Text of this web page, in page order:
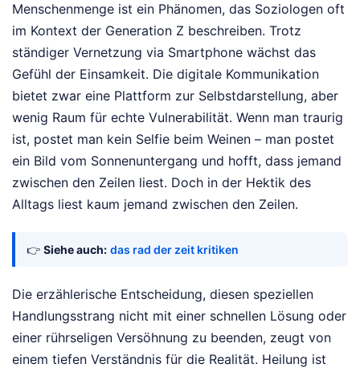
Menschenmenge ist ein Phänomen, das Soziologen oft
im Kontext der Generation Z beschreiben. Trotz
ständiger Vernetzung via Smartphone wächst das
Gefühl der Einsamkeit. Die digitale Kommunikation
bietet zwar eine Plattform zur Selbstdarstellung, aber
wenig Raum für echte Vulnerabilität. Wenn man traurig
ist, postet man kein Selfie beim Weinen – man postet
ein Bild vom Sonnenuntergang und hofft, dass jemand
zwischen den Zeilen liest. Doch in der Hektik des
Alltags liest kaum jemand zwischen den Zeilen.
👉 Siehe auch: das rad der zeit kritiken
Die erzählerische Entscheidung, diesen speziellen
Handlungsstrang nicht mit einer schnellen Lösung oder
einer rührseligen Versöhnung zu beenden, zeugt von
einem tiefen Verständnis für die Realität. Heilung ist